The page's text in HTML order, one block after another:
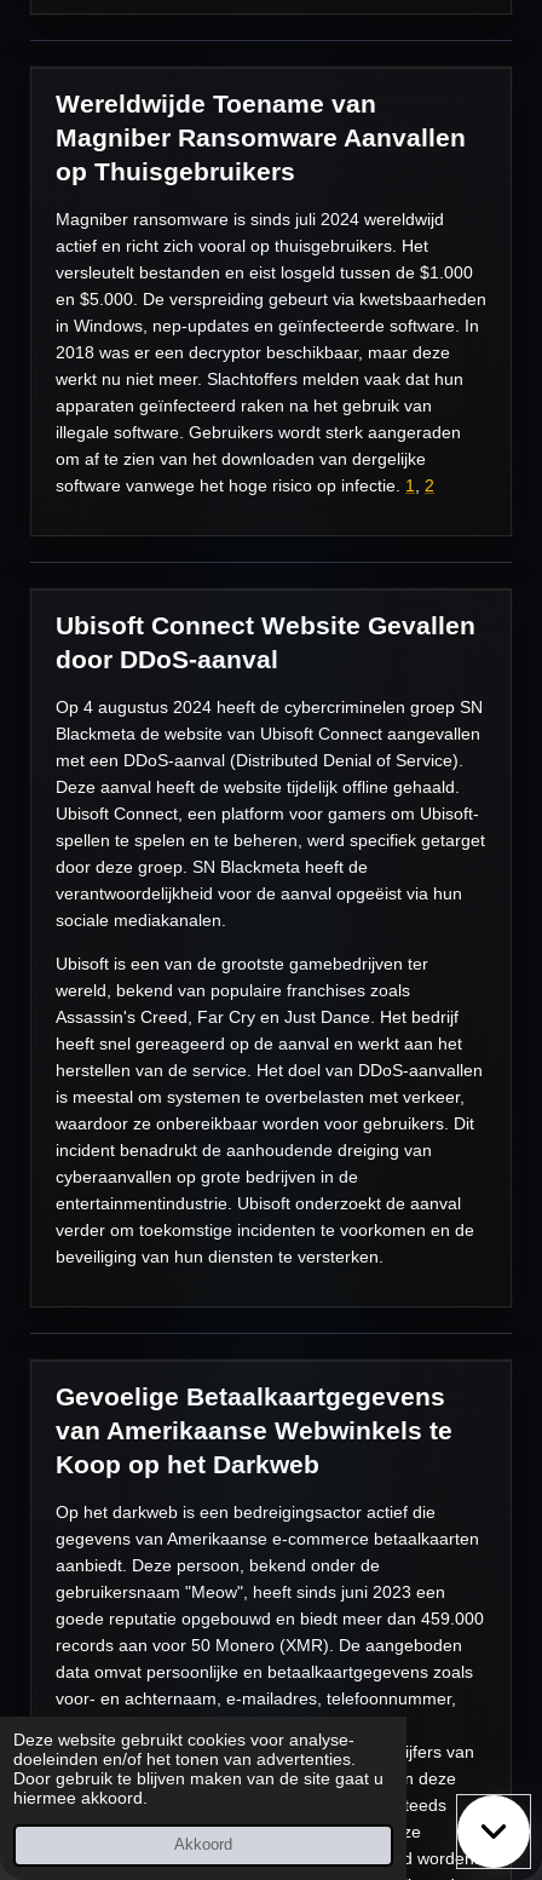
Deze website gebruikt cookies voor analyse-
doeleinden en/of het tonen van advertenties.
Door gebruik te blijven maken van de site gaat u
hiermee akkoord.
Akkoord
Wereldwijde Toename van
Magniber Ransomware Aanvallen
op Thuisgebruikers
Magniber ransomware is sinds juli 2024 wereldwijd
actief en richt zich vooral op thuisgebruikers. Het
versleutelt bestanden en eist losgeld tussen de $1.000
en $5.000. De verspreiding gebeurt via kwetsbaarheden
in Windows, nep-updates en geïnfecteerde software. In
2018 was er een decryptor beschikbaar, maar deze
werkt nu niet meer. Slachtoffers melden vaak dat hun
apparaten geïnfecteerd raken na het gebruik van
illegale software. Gebruikers wordt sterk aangeraden
om af te zien van het downloaden van dergelijke
software vanwege het hoge risico op infectie. 1 2
Ubisoft Connect Website Gevallen
door DDoS-aanval
Op 4 augustus 2024 heeft de cybercriminelen groep SN
Blackmeta de website van Ubisoft Connect aangevallen
met een DDoS-aanval (Distributed Denial of Service).
Deze aanval heeft de website tijdelijk offline gehaald.
Ubisoft Connect, een platform voor gamers om Ubisoft-
spellen te spelen en te beheren, werd specifiek getarget
door deze groep. SN Blackmeta heeft de
verantwoordelijkheid voor de aanval opgeëist via hun
sociale mediakanalen.
Ubisoft is een van de grootste gamebedrijven ter
wereld, bekend van populaire franchises zoals
Assassin's Creed, Far Cry en Just Dance. Het bedrijf
heeft snel gereageerd op de aanval en werkt aan het
herstellen van de service. Het doel van DDoS-aanvallen
is meestal om systemen te overbelasten met verkeer,
waardoor ze onbereikbaar worden voor gebruikers. Dit
incident benadrukt de aanhoudende dreiging van
cyberaanvallen op grote bedrijven in de
entertainmentindustrie. Ubisoft onderzoekt de aanval
verder om toekomstige incidenten te voorkomen en de
beveiliging van hun diensten te versterken.
Gevoelige Betaalkaartgegevens
van Amerikaanse Webwinkels te
Koop op het Darkweb
Op het darkweb is een bedreigingsactor actief die
gegevens van Amerikaanse e-commerce betaalkaarten
aanbiedt. Deze persoon, bekend onder de
gebruikersnaam "Meow", heeft sinds juni 2023 een
goede reputatie opgebouwd en biedt meer dan 459.000
records aan voor 50 Monero (XMR). De aangeboden
data omvat persoonlijke en betaalkaartgegevens zoals
voor- en achternaam, e-mailadres, telefoonnummer,
vervaldatum van de kaart, en de laatste vier cijfers van
de creditcard. De verkoper onthult de bron van deze
gegevens niet omdat de kwetsbaarheid nog steeds
actief is. Indien verificatie nodig is, kunnen deze
gegevens alleen aan het inbreukteam getoond worden.